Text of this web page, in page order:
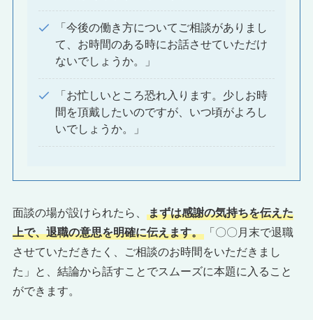
「今後の働き方についてご相談がありまし
て、お時間のある時にお話させていただけ
ないでしょうか。」
「お忙しいところ恐れ入ります。少しお時
間を頂戴したいのですが、いつ頃がよろし
いでしょうか。」
面談の場が設けられたら、
まずは感謝の気持ちを伝えた
上で、退職の意思を明確に伝えます。「〇〇月末で退職
させていただきたく、ご相談のお時間をいただきまし
た」と、結論から話すことでスムーズに本題に入ること
ができます。